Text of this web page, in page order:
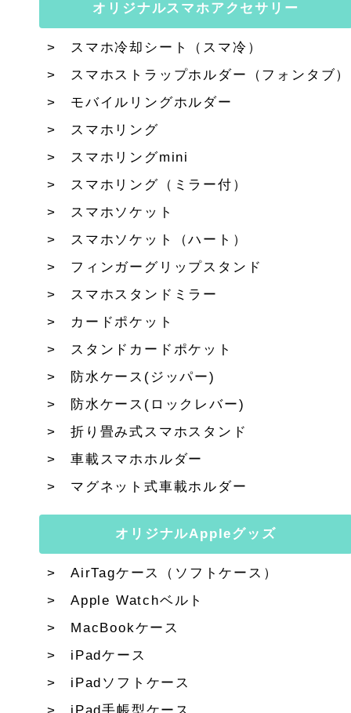
オリジナルスマホアクセサリー
スマホ冷却シート（スマ冷）
スマホストラップホルダー（フォンタブ）
モバイルリングホルダー
スマホリング
スマホリングmini
スマホリング（ミラー付）
スマホソケット
スマホソケット（ハート）
フィンガーグリップスタンド
スマホスタンドミラー
カードポケット
スタンドカードポケット
防水ケース(ジッパー)
防水ケース(ロックレバー)
折り畳み式スマホスタンド
車載スマホホルダー
マグネット式車載ホルダー
オリジナルAppleグッズ
AirTagケース（ソフトケース）
Apple Watchベルト
MacBookケース
iPadケース
iPadソフトケース